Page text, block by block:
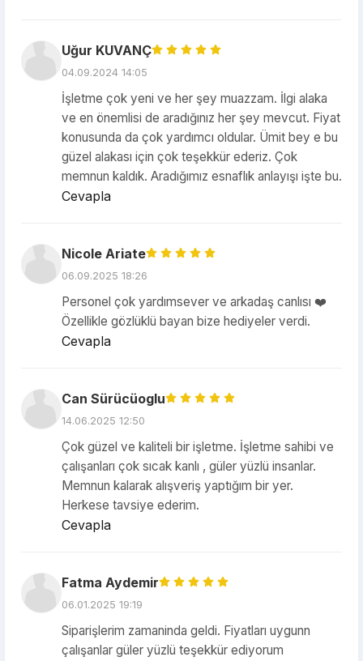
Uğur KUVANÇ
04.09.2024 14:05
İşletme çok yeni ve her şey muazzam. İlgi alaka
ve en önemlisi de aradığınız her şey mevcut. Fiyat
konusunda da çok yardımcı oldular. Ümit bey e bu
güzel alakası için çok teşekkür ederiz. Çok
memnun kaldık. Aradığımız esnaflık anlayışı işte bu.
Cevapla
Nicole Ariate
06.09.2025 18:26
Personel çok yardımsever ve arkadaş canlısı ❤️
Özellikle gözlüklü bayan bize hediyeler verdi.
Cevapla
Can Sürücüoglu
14.06.2025 12:50
Çok güzel ve kaliteli bir işletme. İşletme sahibi ve
çalışanları çok sıcak kanlı , güler yüzlü insanlar.
Memnun kalarak alışveriş yaptığım bir yer.
Herkese tavsiye ederim.
Cevapla
Fatma Aydemir
06.01.2025 19:19
Siparişlerim zamaninda geldi. Fiyatları uygunn
çalışanlar güler yüzlü teşekkür ediyorum